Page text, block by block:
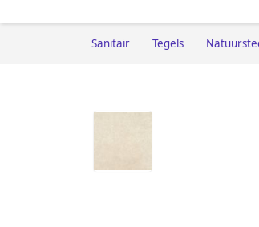
Sanitair Tegels